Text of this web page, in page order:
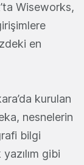
Wiseworks,
en
kurulan
nesnelerin
bilgi
gibi